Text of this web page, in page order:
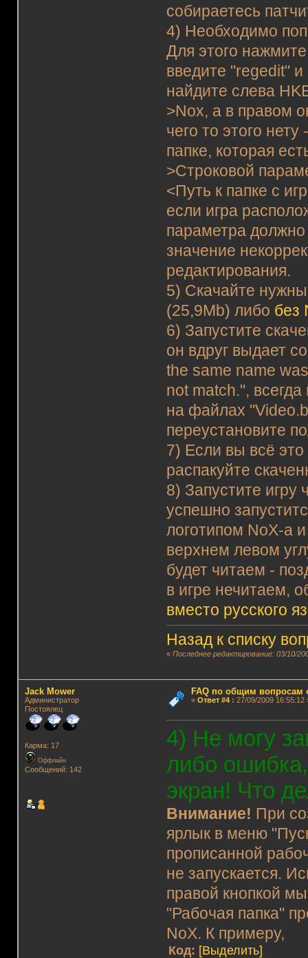
собираетесь
4) Необходимо
Для этого
введите "regedit"
найдите слева
>Nox, а в правом
чего то этого
папке, которая
>Строковой
<Путь к папке с
если игра
параметра
значение
редактирования.
5) Скачайте
(25,9Mb) либо без
6) Запустите
он вдруг выдает
the same name
not match.",
на файлах
переустановите
7) Если вы всё
распакуйте
8) Запустите
успешно
логотипом NoX-а
верхнем левом
будет читаем -
в игре нечитаем,
вместо русского
Назад к списку
«Последнее редактирование: 03/10/
Jack Mower
Администратор
Постоялец
Карма: 17
Оффлайн
Сообщений: 142
FAQ по общим вопросам
« Ответ #4: 27/09/2009 16:55:12
4) Не могу
либо
экран! Что
Внимание! При
ярлык в меню
прописанной
не запускается.
правой кнопкой
"Рабочая папка"
NoX. К примеру,
Код: [Выделить]